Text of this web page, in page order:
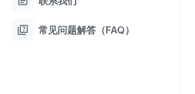
quiz 常见问题解答（FAQ）